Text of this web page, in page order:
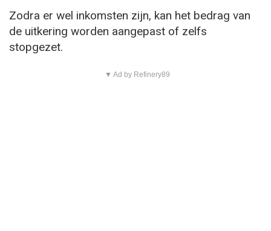
Zodra er wel inkomsten zijn, kan het bedrag van
de uitkering worden aangepast of zelfs
stopgezet.
▼ Ad by Refinery89